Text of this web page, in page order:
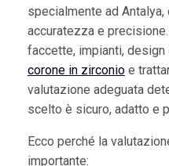
specialmente ad Antalya,
accuratezza e
faccette, impianti,
corone in zirconioe
valutazione adeguata
scelto è sicuro, adatto e
Ecco perché la
importante: